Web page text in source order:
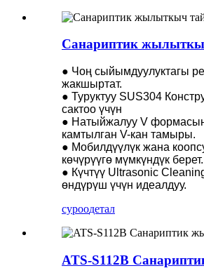
Санариптик
● Чоң сыйымдуулуктагы
жакшыртат.
● Туруктуу SUS304
сактоо үчүн
● Натыйжалуу V
камтылган V-кан тамыры.
● Мобилдүүлүк жана
көчүрүүгө мүмкүндүк берет.
● Күчтүү Ultrasonic
өндүрүш үчүн идеалдуу.
суроодетал
ATS-S112B